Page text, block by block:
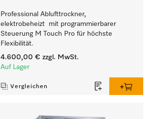
Professional Ablufttrockner,
elektrobeheizt mit programmierbarer
Steuerung M Touch Pro für höchste
Flexibilität.
4.600,00 € zzgl. MwSt.
Auf Lager
Vergleichen